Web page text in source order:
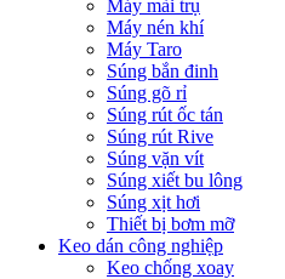
Máy mài trụ
Máy nén khí
Máy Taro
Súng bắn đinh
Súng gõ rỉ
Súng rút ốc tán
Súng rút Rive
Súng vặn vít
Súng xiết bu lông
Súng xịt hơi
Thiết bị bơm mỡ
Keo dán công nghiệp
Keo chống xoay